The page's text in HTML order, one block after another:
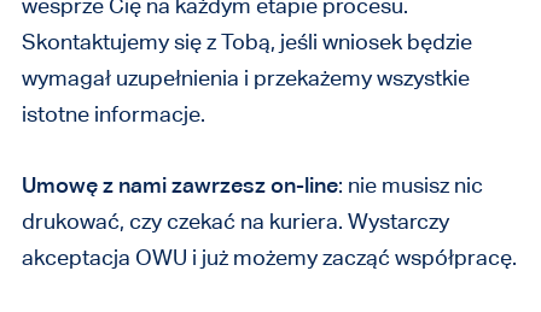
wesprze Cię na każdym etapie procesu.
Skontaktujemy się z Tobą, jeśli wniosek będzie
wymagał uzupełnienia i przekażemy wszystkie
istotne informacje.
Umowę z nami zawrzesz on-line: nie musisz nic
drukować, czy czekać na kuriera. Wystarczy
akceptacja OWU i już możemy zacząć współpracę.